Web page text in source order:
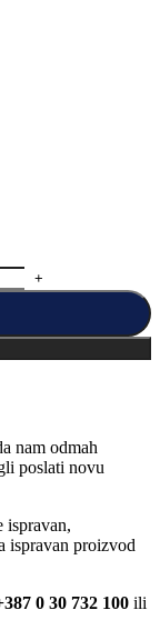
nam odmah
poslati novu
ispravan,
ispravan proizvod
0 30 732 100 ili